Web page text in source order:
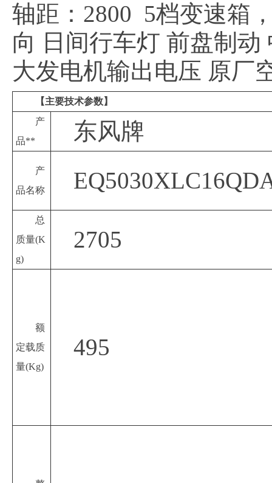
轴距：2800 5档变速箱
向 日间行车灯 前盘制
大发电机输出电压 原厂
【主要技术参数】
产
品**
东风牌
产
品名称
总
质量(K
g)
2705
额
定载质
量(Kg)
495